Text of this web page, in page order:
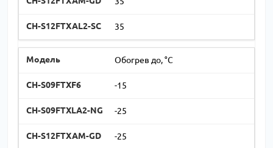
35
Обогрев до, °C
-15
-25
-25